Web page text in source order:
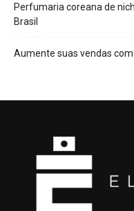
Perfumaria coreana de
Brasil
Aumente suas vendas